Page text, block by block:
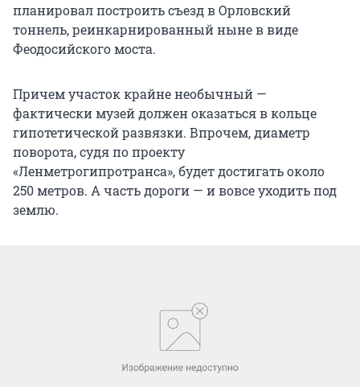
планировал построить съезд в Орловский
тоннель, реинкарнированный ныне в виде
Феодосийского моста.
Причем участок крайне необычный —
фактически музей должен оказаться в кольце
гипотетической развязки. Впрочем, диаметр
поворота, судя по проекту
«Ленметрогипротранса», будет достигать около
250 метров. А часть дороги — и вовсе уходить под
землю.